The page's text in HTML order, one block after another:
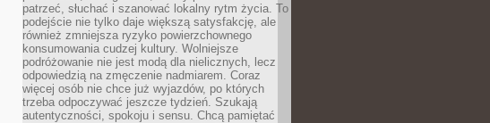
patrzeć, słuchać i szanować lokalny rytm życia. To
podejście nie tylko daje większą satysfakcję, ale
również zmniejsza ryzyko powierzchownego
konsumowania cudzej kultury. Wolniejsze
podróżowanie nie jest modą dla nielicznych, lecz
odpowiedzią na zmęczenie nadmiarem. Coraz
więcej osób nie chce już wyjazdów, po których
trzeba odpoczywać jeszcze tydzień. Szukają
autentyczności, spokoju i sensu. Chcą pamiętać